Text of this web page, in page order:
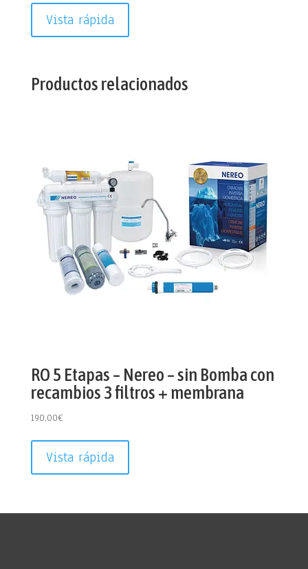
Vista rápida
Productos relacionados
RO 5 Etapas – Nereo – sin Bomba con
recambios 3 filtros + membrana
190,00€
Vista rápida